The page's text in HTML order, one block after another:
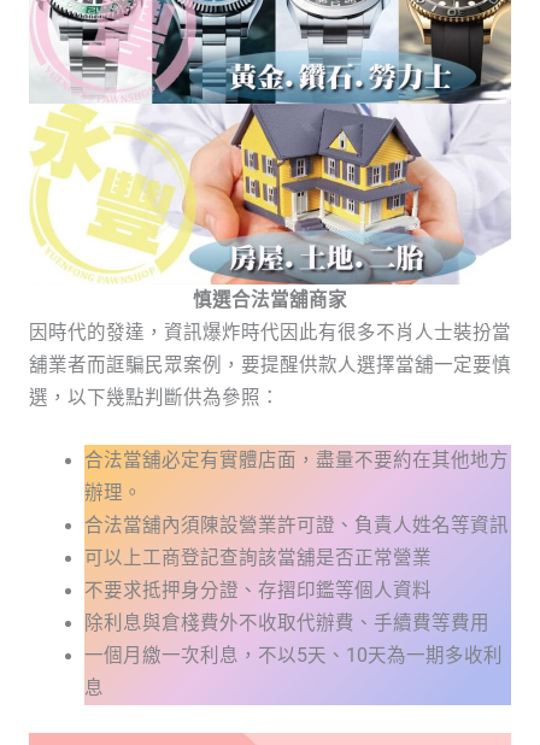
慎選合法當舖商家
因時代的發達，資訊爆炸時代因此有很多不肖人士裝扮當
舖業者而誆騙民眾案例，要提醒供款人選擇當舖一定要慎
選，以下幾點判斷供為參照：
合法當舖必定有實體店面，盡量不要約在其他地方
辦理。
合法當舖內須陳設營業許可證、負責人姓名等資訊
可以上工商登記查詢該當舖是否正常營業
不要求抵押身分證、存摺印鑑等個人資料
除利息與倉棧費外不收取代辦費、手續費等費用
一個月繳一次利息，不以5天、10天為一期多收利
息